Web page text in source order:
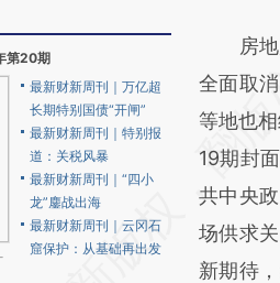
第20期
最新财新周刊｜万亿超
长期特别国债“开闸”
最新财新周刊｜特别报
道：关税风暴
最新财新周刊｜“四小
龙”鏖战出海
最新财新周刊｜云冈石
窟保护：从基础再出发
请务必
AI
[https://
(https://
而成，
财新观
比对和
房地产
全面取
等地也
19期封
共中央
场供求
新期待